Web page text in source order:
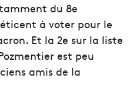
du 8e
à voter pour le
Et la 2e sur la liste
est peu
amis de la